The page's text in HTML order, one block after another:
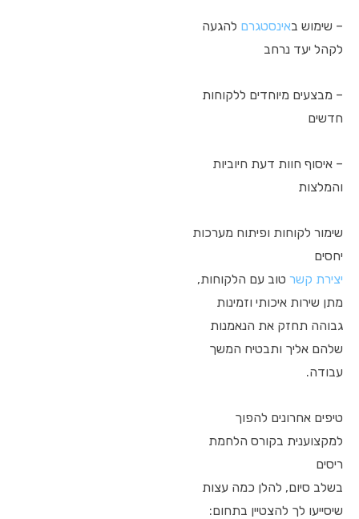
– שימוש באינסטגרם להגעה
לקהל יעד נרחב
– מבצעים מיוחדים ללקוחות
חדשים
– איסוף חוות דעת חיוביות
והמלצות
שימור לקוחות ופיתוח מערכות
יחסים
יצירת קשר טוב עם הלקוחות,
מתן שירות איכותי וזמינות
גבוהה תחזק את הנאמנות
שלהם אליך ותבטיח המשך
עבודה.
טיפים אחרונים להפוך
למקצוענית בקורס הלחמת
ריסים
בשלב סיום, להלן כמה עצות
שיסייעו לך להצטיין בתחום: